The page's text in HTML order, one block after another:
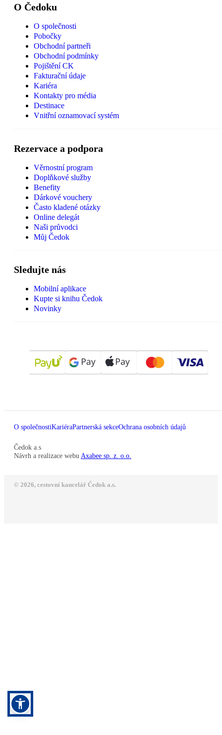
O Čedoku
O společnosti
Pobočky
Obchodní partneři
Obchodní podmínky
Pojištění CK
Fakturační údaje
Kariéra
Kontakty pro média
Destinace
Vnitřní oznamovací systém
Rezervace a podpora
Věrnostní program
Doplňkové služby
Benefity
Dárkové vouchery
Často kladené otázky
Online delegát
Naši průvodci
Můj Čedok
Sledujte nás
Mobilní aplikace
Kupte si knihu Čedok
Novinky
O společnostiKariéraPartnerská sekceOchrana osobních údajů
Čedok a.s
Návrh a realizace webu Axabee sp. z. o.o.
© 2026, cestovní kancelář Čedok a.s.